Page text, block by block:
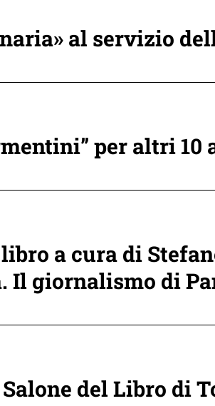
al servizio
per altri 10
a cura di
Il giornalismo di
del Libro di